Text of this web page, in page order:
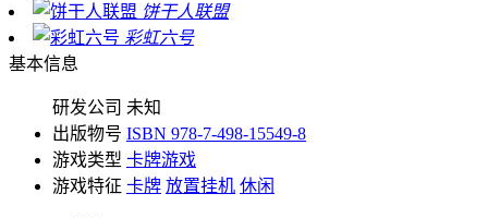
饼干人联盟
彩虹六号
基本信息
研发公司 未知
出版物号 ISBN 978-7-498-15549-8
游戏类型 卡牌游戏
游戏特征 卡牌 放置挂机 休闲